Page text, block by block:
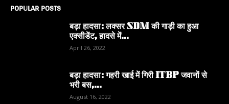
POPULAR POSTS
बड़ा हादसा: लक्सर SDM की गाड़ी का हुआ
एक्सीडेंट, हादसे में...
April 26, 2022
बड़ा हादसा: गहरी खाई में गिरी ITBP जवानों से
भरी बस,...
August 16, 2022